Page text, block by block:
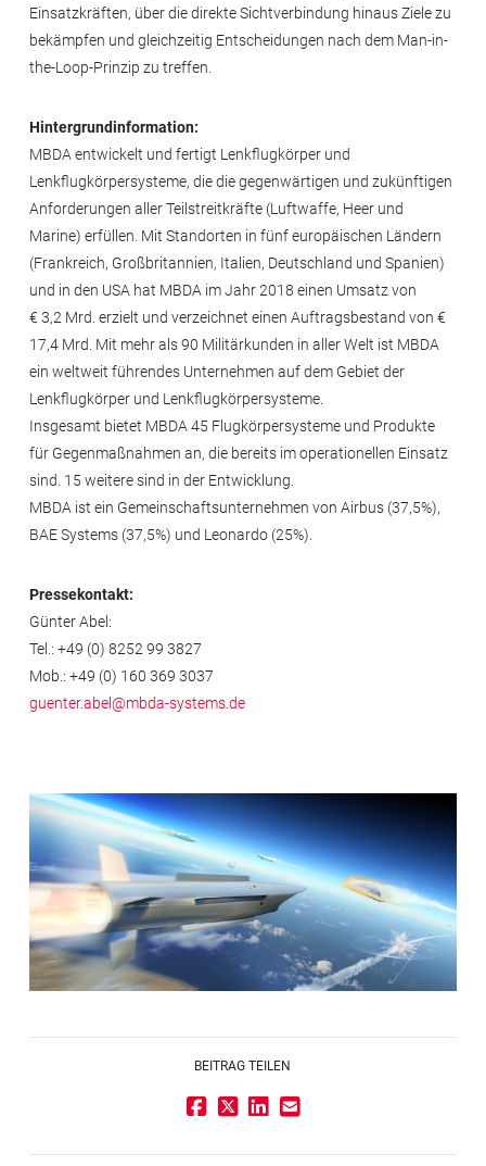
Einsatzkräften, über die direkte Sichtverbindung hinaus Ziele zu
bekämpfen und gleichzeitig Entscheidungen nach dem Man-in-
the-Loop-Prinzip zu treffen.
Hintergrundinformation:
MBDA entwickelt und fertigt Lenkflugkörper und
Lenkflugkörpersysteme, die die gegenwärtigen und zukünftigen
Anforderungen aller Teilstreitkräfte (Luftwaffe, Heer und
Marine) erfüllen. Mit Standorten in fünf europäischen Ländern
(Frankreich, Großbritannien, Italien, Deutschland und Spanien)
und in den USA hat MBDA im Jahr 2018 einen Umsatz von
€ 3,2 Mrd. erzielt und verzeichnet einen Auftragsbestand von €
17,4 Mrd. Mit mehr als 90 Militärkunden in aller Welt ist MBDA
ein weltweit führendes Unternehmen auf dem Gebiet der
Lenkflugkörper und Lenkflug­körpersysteme.
Insgesamt bietet MBDA 45 Flugkörpersysteme und Produkte
für Gegenmaßnahmen an, die bereits im operationellen Einsatz
sind. 15 weitere sind in der Entwicklung.
MBDA ist ein Gemeinschaftsunternehmen von Airbus (37,5%),
BAE Systems (37,5%) und Leonardo (25%).
Pressekontakt:
Günter Abel:
Tel.: +49 (0) 8252 99 3827
Mob.: +49 (0) 160 369 3037
guenter.abel@mbda-systems.de
BEITRAG TEILEN